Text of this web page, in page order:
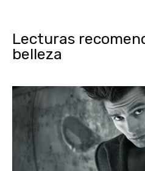
Lecturas
belleza